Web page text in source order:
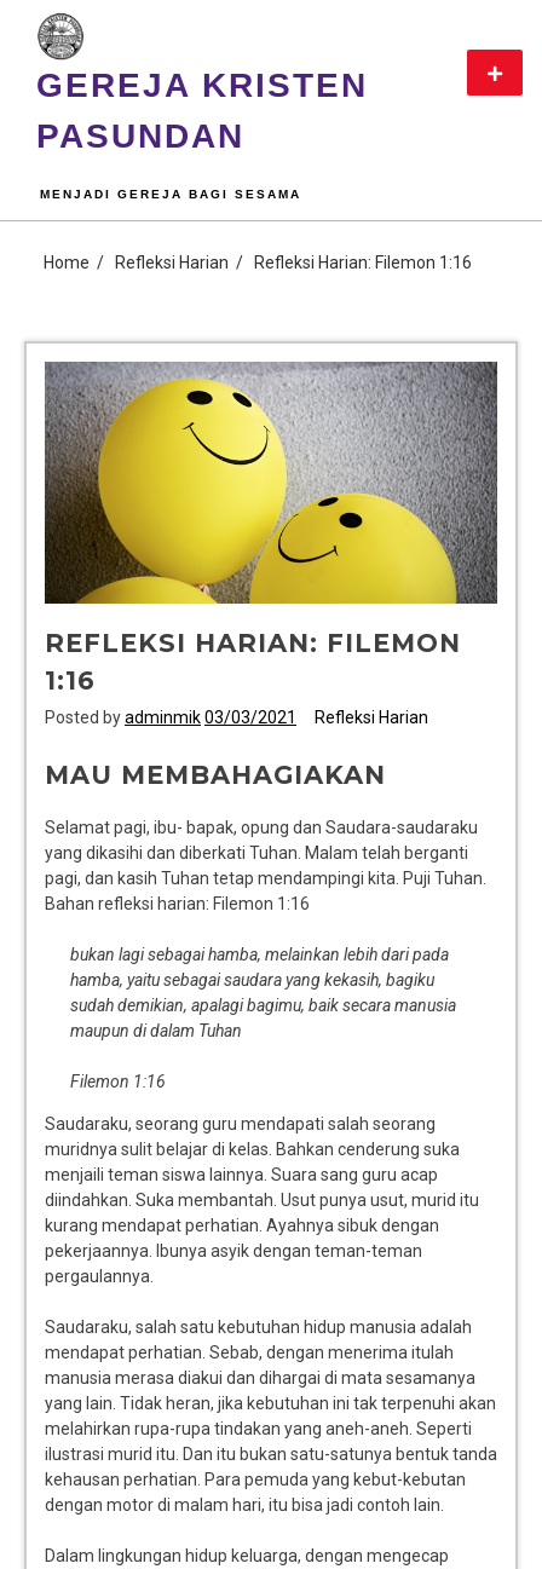
GEREJA KRISTEN
PASUNDAN
MENJADI GEREJA BAGI SESAMA
Home Refleksi Harian Refleksi Harian: Filemon 1:16
REFLEKSI HARIAN: FILEMON
1:16
Posted byadminmik03/03/2021 Refleksi Harian
MAU MEMBAHAGIAKAN
Selamat pagi, ibu- bapak, opung dan Saudara-saudaraku
yang dikasihi dan diberkati Tuhan. Malam telah berganti
pagi, dan kasih Tuhan tetap mendampingi kita. Puji Tuhan.
Bahan refleksi harian: Filemon 1:16
bukan lagi sebagai hamba, melainkan lebih dari pada
hamba, yaitu sebagai saudara yang kekasih, bagiku
sudah demikian, apalagi bagimu, baik secara manusia
maupun di dalam Tuhan
Filemon 1:16
Saudaraku, seorang guru mendapati salah seorang
muridnya sulit belajar di kelas. Bahkan cenderung suka
menjaili teman siswa lainnya. Suara sang guru acap
diindahkan. Suka membantah. Usut punya usut, murid itu
kurang mendapat perhatian. Ayahnya sibuk dengan
pekerjaannya. Ibunya asyik dengan teman-teman
pergaulannya.
Saudaraku, salah satu kebutuhan hidup manusia adalah
mendapat perhatian. Sebab, dengan menerima itulah
manusia merasa diakui dan dihargai di mata sesamanya
yang lain. Tidak heran, jika kebutuhan ini tak terpenuhi akan
melahirkan rupa-rupa tindakan yang aneh-aneh. Seperti
ilustrasi murid itu. Dan itu bukan satu-satunya bentuk tanda
kehausan perhatian. Para pemuda yang kebut-kebutan
dengan motor di malam hari, itu bisa jadi contoh lain.
Dalam lingkungan hidup keluarga, dengan mengecap